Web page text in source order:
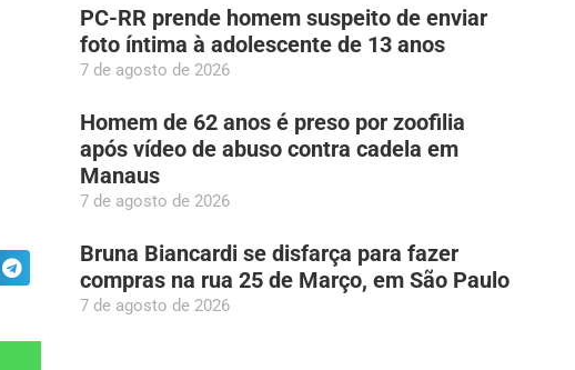
PC-RR prende homem suspeito de enviar
foto íntima à adolescente de 13 anos
7 de agosto de 2026
Homem de 62 anos é preso por zoofilia
após vídeo de abuso contra cadela em
Manaus
7 de agosto de 2026
Bruna Biancardi se disfarça para fazer
compras na rua 25 de Março, em São Paulo
7 de agosto de 2026